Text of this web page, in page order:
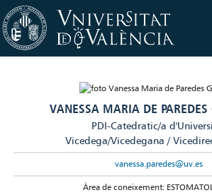
VANESSA MARIA DE PAREDES
PDI-Catedratic/a
Vicedega/Vicedegana /
vanessa.paredes@uv.es
Àrea de coneixement: